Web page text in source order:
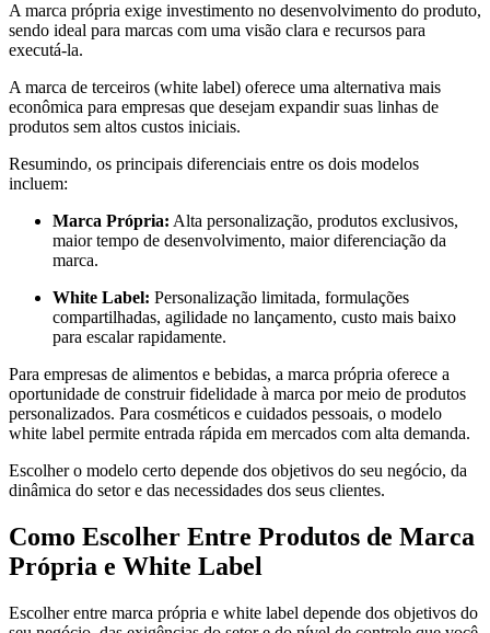
A marca própria exige investimento no desenvolvimento do produto,
sendo ideal para marcas com uma visão clara e recursos para
executá-la.
A marca de terceiros (white label) oferece uma alternativa mais
econômica para empresas que desejam expandir suas linhas de
produtos sem altos custos iniciais.
Resumindo, os principais diferenciais entre os dois modelos
incluem:
Marca Própria: Alta personalização, produtos exclusivos,
maior tempo de desenvolvimento, maior diferenciação da
marca.
White Label: Personalização limitada, formulações
compartilhadas, agilidade no lançamento, custo mais baixo
para escalar rapidamente.
Para empresas de alimentos e bebidas, a marca própria oferece a
oportunidade de construir fidelidade à marca por meio de produtos
personalizados. Para cosméticos e cuidados pessoais, o modelo
white label permite entrada rápida em mercados com alta demanda.
Escolher o modelo certo depende dos objetivos do seu negócio, da
dinâmica do setor e das necessidades dos seus clientes.
Como Escolher Entre Produtos de Marca
Própria e White Label
Escolher entre marca própria e white label depende dos objetivos do